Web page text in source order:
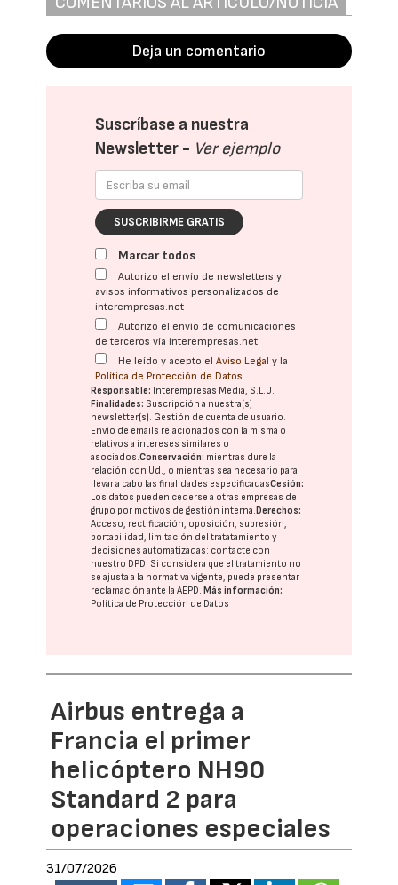
Deja un comentario
Suscríbase a nuestra
Newsletter - Ver ejemplo
SUSCRIBIRME GRATIS
Marcar todos
Autorizo el envío de newsletters y
avisos informativos personalizados de
interempresas.net
Autorizo el envío de comunicaciones
de terceros vía interempresas.net
He leído y acepto elAviso Legal y la
Política de Protección de Datos
Responsable: Interempresas Media, S.L.U.
Finalidades: Suscripción a nuestra(s)
newsletter(s). Gestión de cuenta de usuario.
Envío de emails relacionados con la misma o
relativos a intereses similares o
asociados.Conservación: mientras dure la
relación con Ud., o mientras sea necesario para
llevar a cabo las finalidades especificadasCesión:
Los datos pueden cederse a otras empresas del
grupo por motivos de gestión interna. Derechos:
Acceso, rectificación, oposición, supresión,
portabilidad, limitación del tratatamiento y
decisiones automatizadas: contacte con
nuestro DPD. Si considera que el tratamiento no
se ajusta a la normativa vigente, puede presentar
reclamación ante laAEPD. Más información:
Política de Protección de Datos
Airbus entrega a
Francia el primer
helicóptero NH90
Standard 2 para
operaciones especiales
31/07/2026